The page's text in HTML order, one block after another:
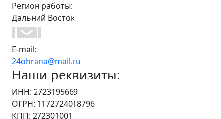
Регион работы:
Дальний Восток
E-mail:
24ohrana@mail.ru
Наши реквизиты:
ИНН: 2723195669
ОГРН: 1172724018796
КПП: 272301001